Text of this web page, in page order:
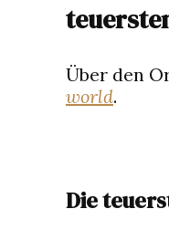
Über den
world.
Die